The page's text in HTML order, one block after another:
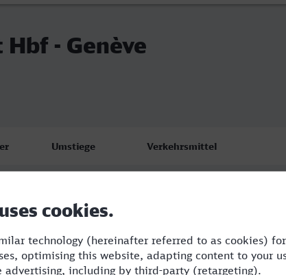
- Genève
Umstiege Verkehrsmittel